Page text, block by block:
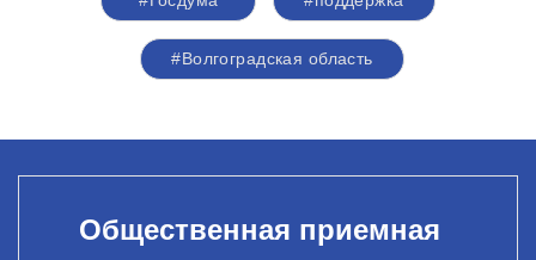
#Волгоградская область
Общественная приемная